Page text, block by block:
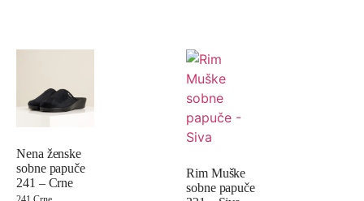
Nena ženske
sobne papuče
241 – Crne
Rim Muške
sobne papuče